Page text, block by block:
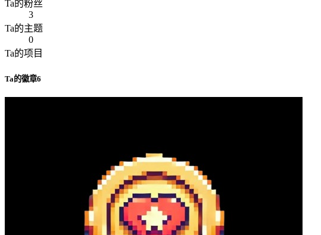
Ta的粉丝
3
Ta的主题
0
Ta的项目
Ta的徽章6